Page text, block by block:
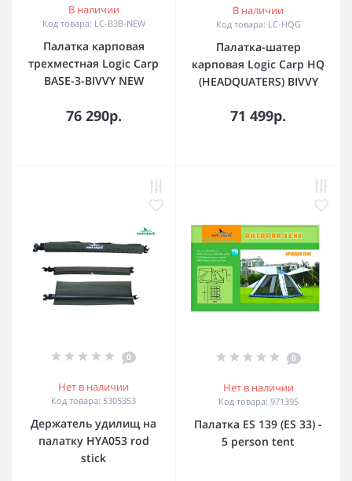
В наличии
Код товара: LC-B3B-NEW
Палатка карповая
трехместная Logic Carp
BASE-3-BIVVY NEW
76 290р.
В наличии
Код товара: LC-HQG
Палатка-шатер
карповая Logic Carp HQ
(HEADQUATERS) BIVVY
71 499р.
0
Нет в наличии
Код товара: 5305353
Держатель удилищ на
палатку HYA053 rod
stick
0
Нет в наличии
Код товара: 971395
Палатка ES 139 (ES 33) -
5 person tent